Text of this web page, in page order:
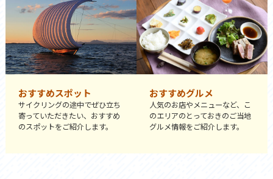
おすすめスポット
サイクリングの途中でぜひ立ち
寄っていただきたい、おすすめ
のスポットをご紹介します。
おすすめグルメ
人気のお店やメニューなど、こ
のエリアのとっておきのご当地
グルメ情報をご紹介します。